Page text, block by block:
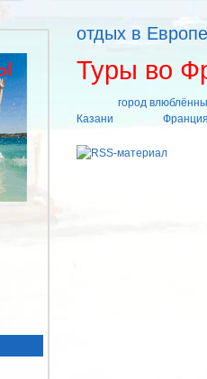
отдых в Европе
Туры во
город
Казани
Франция